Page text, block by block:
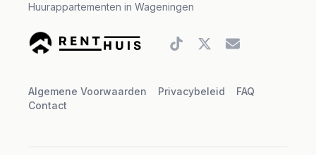
Huurappartementen in Wageningen
Algemene Voorwaarden Privacybeleid
FAQ
Contact